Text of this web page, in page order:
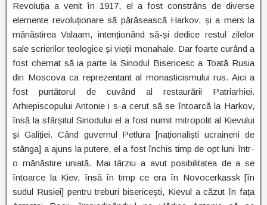
Revoluția a venit în 1917, el a fost constrâns de diverse
elemente revoluționare să părăsească Harkov, și a mers la
mănăstirea Valaam, intenționând să-și dedice restul zilelor
sale scrierilor teologice și vieții monahale. Dar foarte curând a
fost chemat să ia parte la Sinodul Bisericesc a Toată Rusia
din Moscova ca reprezentant al monasticismului rus. Aici a
fost purtătorul de cuvând al restaurării Patriarhiei.
Arhiepiscopului Antonie i s-a cerut să se întoarcă la Harkov,
însă la sfârșitul Sinodului el a fost numit mitropolit al Kievului
și Galiției. Când guvernul Petlura [naționaliști ucraineni de
stânga] a ajuns la putere, el a fost închis timp de opt luni într-
o mănăstire uniată. Mai târziu a avut posibilitatea de a se
întoarce la Kiev, însă în timp ce era în Novocerkassk [în
sudul Rusiei] pentru treburi bisericești, Kievul a căzut în fața